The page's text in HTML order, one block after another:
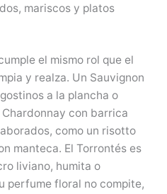
mariscos y platos
el mismo rol que el
y realza. Un Sauvignon
a la plancha o
con barrica
como un risotto
manteca. El Torrontés es
liviano, humita o
perfume floral no compite,